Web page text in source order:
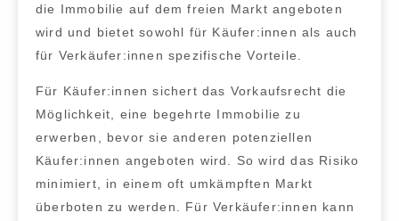
die Immobilie auf dem freien Markt angeboten
wird und bietet sowohl für Käufer:innen als auch
für Verkäufer:innen spezifische Vorteile.
Für Käufer:innen sichert das Vorkaufsrecht die
Möglichkeit, eine begehrte Immobilie zu
erwerben, bevor sie anderen potenziellen
Käufer:innen angeboten wird
. So wird das Risiko
minimiert, in einem oft umkämpften Markt
überboten zu werden. Für Verkäufer:innen kann